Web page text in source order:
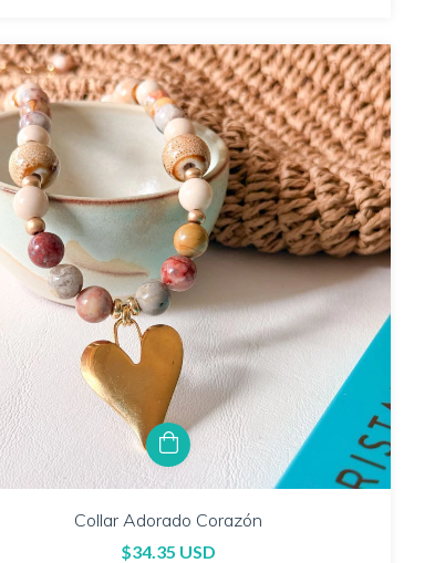
Collar Adorado Corazón
$34.35 USD